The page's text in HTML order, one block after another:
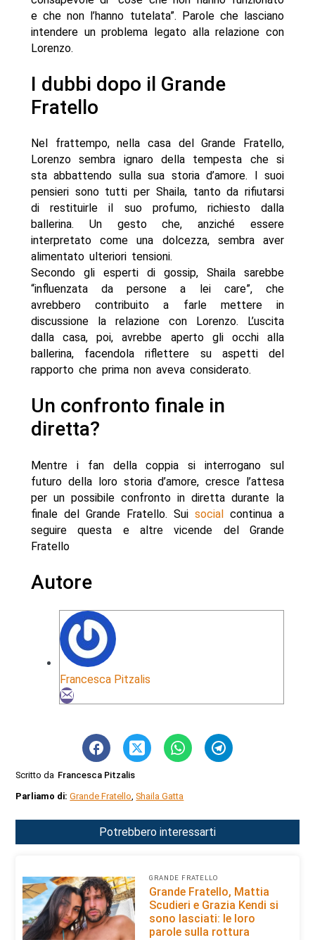
e che non l’hanno tutelata”. Parole che lasciano
intendere un problema legato alla relazione con
Lorenzo.
I dubbi dopo il Grande
Fratello
Nel frattempo, nella casa del Grande Fratello,
Lorenzo sembra ignaro della tempesta che si
sta abbattendo sulla sua storia d’amore. I suoi
pensieri sono tutti per Shaila, tanto da rifiutarsi
di restituirle il suo profumo, richiesto dalla
ballerina. Un gesto che, anziché essere
interpretato come una dolcezza, sembra aver
alimentato ulteriori tensioni.
Secondo gli esperti di gossip, Shaila sarebbe
“influenzata da persone a lei care”, che
avrebbero contribuito a farle mettere in
discussione la relazione con Lorenzo. L’uscita
dalla casa, poi, avrebbe aperto gli occhi alla
ballerina, facendola riflettere su aspetti del
rapporto che prima non aveva considerato.
Un confronto finale in
diretta?
Mentre i fan della coppia si interrogano sul
futuro della loro storia d’amore, cresce l’attesa
per un possibile confronto in diretta durante la
finale del Grande Fratello. Suisocial continua a
seguire questa e altre vicende del Grande
Fratello
Autore
Francesca Pitzalis
Scritto da Francesca Pitzalis
Parliamo di:Grande Fratello ,Shaila Gatta
Potrebbero interessarti
GRANDE FRATELLO
Grande Fratello, Mattia
Scudieri e Grazia Kendi si
sono lasciati: le loro
parole sulla rottura